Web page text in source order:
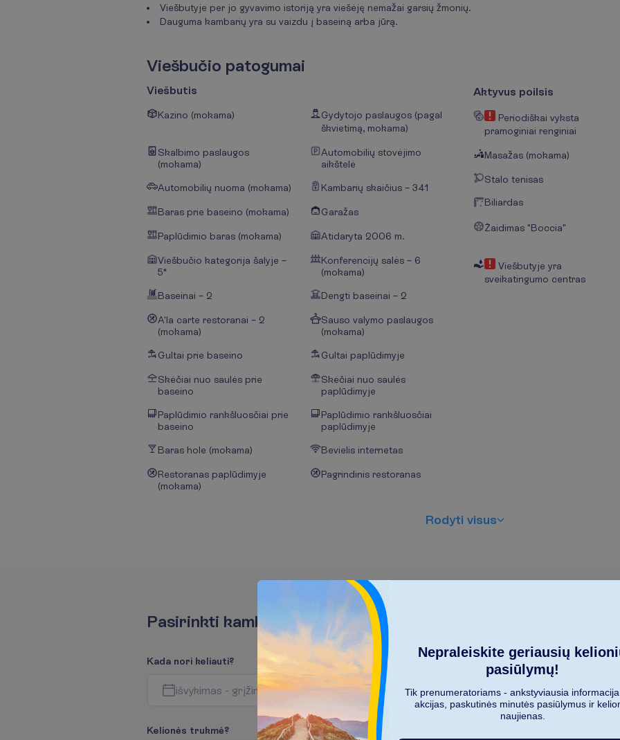
Viešbutyje per jo gyvavimo istoriją yra viešėję nemažai garsių žmonių.
Dauguma kambarių yra su vaizdu į baseiną arba jūrą.
Viešbučio patogumai
Viešbutis
Kazino (mokama)
Gydytojo paslaugos (pagal
škvietimą, mokama)
Skalbimo paslaugos
(mokama)
Automobilių stovėjimo
aikštelė
Automobilių nuoma (mokama) Kambarių skaičius – 341
Baras prie baseino (mokama) Garažas
Paplūdimio baras (mokama) Atidaryta 2006 m.
Viešbučio kategorija šalyje –
5*
Konferencijų salės – 6
(mokama)
Baseinai – 2 Dengti baseinai – 2
A'la carte restoranai – 2
(mokama)
Sauso valymo paslaugos
(mokama)
Gultai prie baseino Gultai paplūdimyje
Skėčiai nuo saulės prie
baseino
Skėčiai nuo saulės
paplūdimyje
Paplūdimio rankšluosčiai prie
baseino
Paplūdimio rankšluosčiai
paplūdimyje
Baras hole (mokama) Bevielis internetas
Restoranas paplūdimyje
(mokama)
Pagrindinis restoranas
Aktyvus poilsis
Periodiškai vyksta
pramoginiai renginiai
Masažas (mokama)
Stalo tenisas
Biliardas
Žaidimas "Boccia"
Viešbutyje yra
sveikatingumo centras
Rodyti visus
Pasirinkti kamba iu s
Kada nori keliauti?
išvykimas - grįžimas
me a
2
Kelionės trukmė?
Nepraleiskite geriausių
pasiūlymų!
Tik prenumeratoriams - ankstyviausia
akcijas, paskutinės minutės pasiūlymus ir
naujienas.